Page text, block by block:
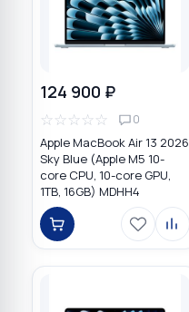
124 900 ₽
☆☆☆☆☆ 0
Apple MacBook Air 13 2026
Sky Blue (Apple M5 10-
core CPU, 10-core GPU,
1TB, 16GB) MDHH4